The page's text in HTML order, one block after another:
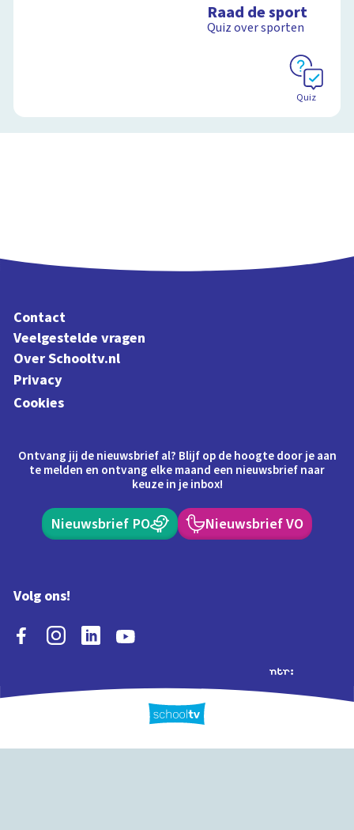
Raad de sport
Quiz over sporten
Quiz
Contact
Veelgestelde vragen
Over Schooltv.nl
Privacy
Cookies
Ontvang jij de nieuwsbrief al? Blijf op de hoogte door je aan
te melden en ontvang elke maand een nieuwsbrief naar
keuze in je inbox!
Nieuwsbrief PO Nieuwsbrief VO
Volg ons!